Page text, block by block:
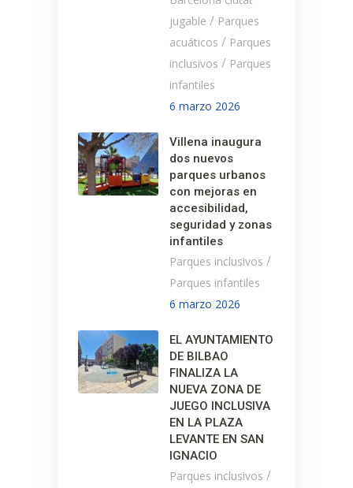
jugable / Parques
acuáticos / Parques
inclusivos / Parques
infantiles
6 marzo 2026
Villena inaugura
dos nuevos
parques urbanos
con mejoras en
accesibilidad,
seguridad y zonas
infantiles
Parques inclusivos /
Parques infantiles
6 marzo 2026
EL AYUNTAMIENTO
DE BILBAO
FINALIZA LA
NUEVA ZONA DE
JUEGO INCLUSIVA
EN LA PLAZA
LEVANTE EN SAN
IGNACIO
Parques inclusivos /